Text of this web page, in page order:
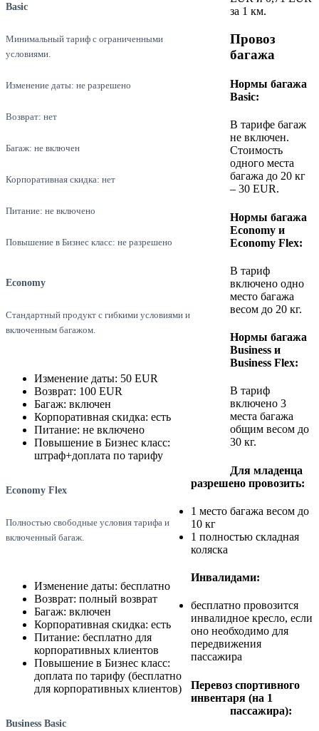
Basic
Минимальный тариф с ограниченными
условиями.
Изменение даты: не разрешено
Возврат: нет
Багаж: не включен
Корпоративная скидка: нет
Питание: не включено
Повышение в Бизнес класс: не разрешено
Economy
Стандартный продукт с гибкими условиями и
включенным багажом.
Изменение даты: 50 EUR
Возврат: 100 EUR
Багаж: включен
Корпоративная скидка: есть
Питание: не включено
Повышение в Бизнес класс:
штраф+доплата по тарифу
Economy Flex
Полностью свободные условия тарифа и
включенный багаж.
Изменение даты: бесплатно
Возврат: полный возврат
Багаж: включен
Корпоративная скидка: есть
Питание: бесплатно для
корпоративных клиентов
Повышение в Бизнес класс:
доплата по тарифу (бесплатно
для корпоративных клиентов)
Business Basic
за 1 км.
Провоз
багажа
Нормы багажа
Basic:
В тарифе багаж
не включен.
Стоимость
одного места
багажа до 20 кг
– 30 EUR.
Нормы багажа
Economy и
Economy Flex:
В тариф
включено одно
место багажа
весом до 20 кг.
Нормы багажа
Business и
Business Flex:
В тариф
включено 3
места багажа
общим весом до
30 кг.
Для младенца
разрешено провозить:
1 место багажа весом до
10 кг
1 полностью складная
коляска
Инвалидами:
бесплатно провозится
инвалидное кресло, если
оно необходимо для
передвижения
пассажира
Перевоз спортивного
инвентаря (на 1
пассажира):